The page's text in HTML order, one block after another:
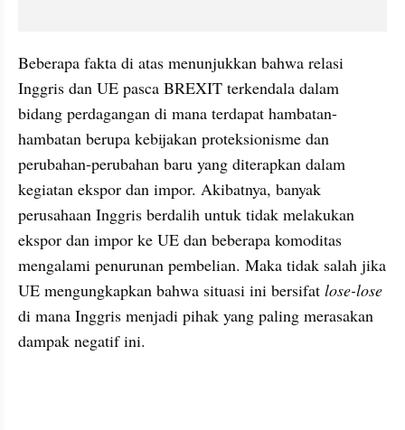
Beberapa fakta di atas menunjukkan bahwa relasi
Inggris dan UE pasca BREXIT terkendala dalam
bidang perdagangan di mana terdapat hambatan-
hambatan berupa kebijakan proteksionisme dan
perubahan-perubahan baru yang diterapkan dalam
kegiatan ekspor dan impor. Akibatnya, banyak
perusahaan Inggris berdalih untuk tidak melakukan
ekspor dan impor ke UE dan beberapa komoditas
mengalami penurunan pembelian. Maka tidak salah jika
UE mengungkapkan bahwa situasi ini bersifat lose-lose
di mana Inggris menjadi pihak yang paling merasakan
dampak negatif ini.